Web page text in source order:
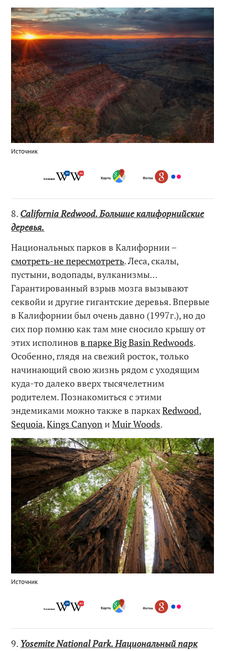
Источник
8. California Redwood. Большие калифорнийские
деревья.
Национальных парков в Калифорнии –
смотреть-не пересмотреть. Леса, скалы,
пустыни, водопады, вулканизмы…
Гарантированный взрыв мозга вызывают
секвойи и другие гигантские деревья. Впервые
в Калифорнии был очень давно (1997г.), но до
сих пор помню как там мне сносило крышу от
этих исполиновв парке Big Basin Redwoods.
Особенно, глядя на свежий росток, только
начинающий свою жизнь рядом с уходящим
куда-то далеко вверх тысячелетним
родителем. Познакомиться с этими
эндемиками можно также в паркахRedwood,
Sequoia,Kings CanyonиMuir Woods.
Источник
9. Yosemite National Park. Национальный парк